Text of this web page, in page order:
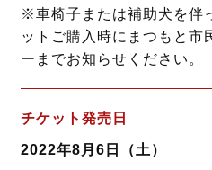
※車椅子または補助犬を伴
ットご購入時にまつもと市
ーまでお知らせください。
チケット発売日
2022年8月6日（土）